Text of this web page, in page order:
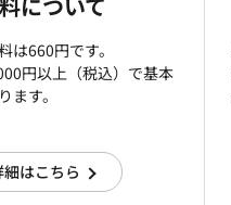
について
は660円です。
円以上（税込）で基本
ます。
細はこちら